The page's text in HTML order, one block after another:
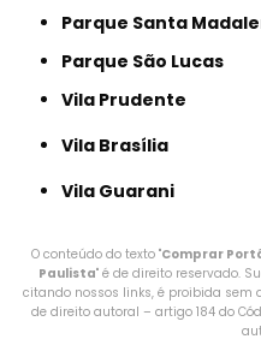
Parque Santa
Parque São Lucas
Vila Prudente
Vila Brasília
Vila Guarani
O conteúdo do texto "Comprar
Paulista" é de direito reservado.
citando nossos links, é proibida sem
de direito autoral – artigo 184 do